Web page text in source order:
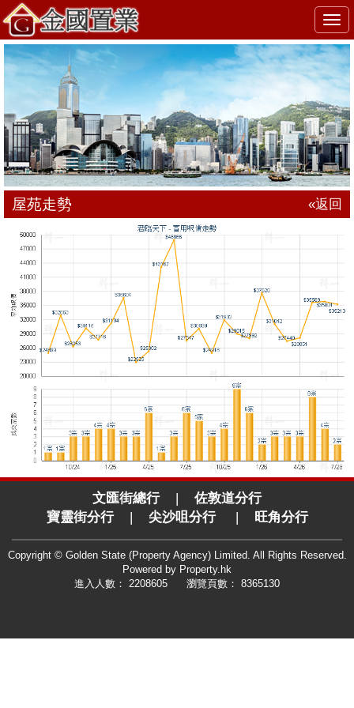
屋苑走勢 «返回
文匯街總行 |
佐敦道分行
寶靈街分行
| 尖沙咀分行 | 旺角分行
Copyright © Golden State (Property Agency) Limited. All Rights Reserved.
Powered by Property.hk
進入人數： 2208605 瀏覽頁數： 8365130